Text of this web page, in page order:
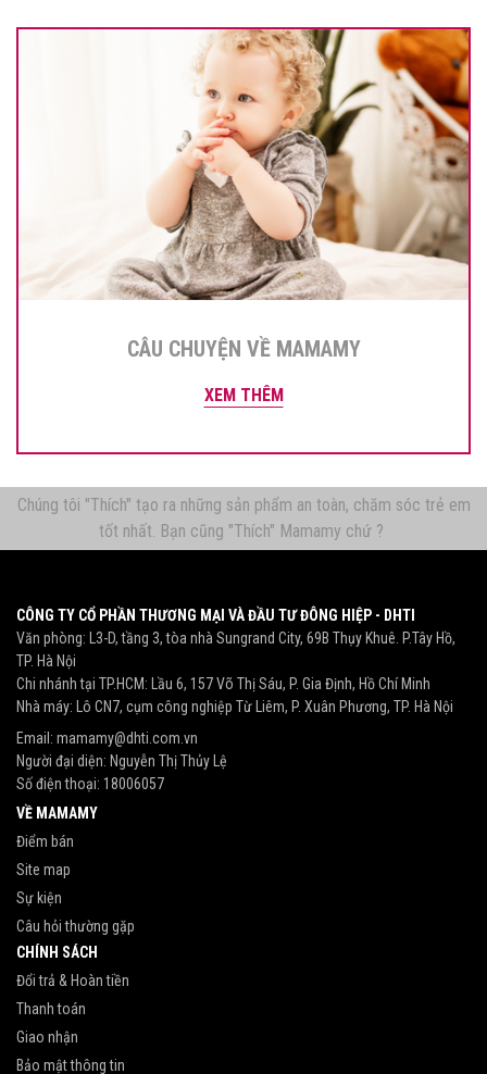
CÂU CHUYỆN VỀ MAMAMY
XEM THÊM
Chúng tôi "Thích" tạo ra những sản phẩm an toàn, chăm sóc trẻ em
tốt nhất. Bạn cũng "Thích" Mamamy chứ ?
CÔNG TY CỔ PHẦN THƯƠNG MẠI VÀ ĐẦU TƯ ĐÔNG HIỆP - DHTI
Văn phòng: L3-D, tầng 3, tòa nhà Sungrand City, 69B Thụy Khuê. P.Tây Hồ,
TP. Hà Nội
Chi nhánh tại TP.HCM: Lầu 6, 157 Võ Thị Sáu, P. Gia Định, Hồ Chí Minh
Nhà máy: Lô CN7, cụm công nghiệp Từ Liêm, P. Xuân Phương, TP. Hà Nội
Email: mamamy@dhti.com.vn
Người đại diện: Nguyễn Thị Thủy Lệ
Số điện thoại: 18006057
VỀ MAMAMY
Điểm bán
Site map
Sự kiện
Câu hỏi thường gặp
CHÍNH SÁCH
Đổi trả & Hoàn tiền
Thanh toán
Giao nhận
Bảo mật thông tin